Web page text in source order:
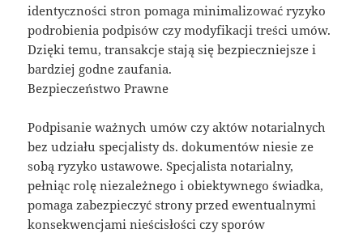
identyczności stron pomaga minimalizować ryzyko
podrobienia podpisów czy modyfikacji treści umów.
Dzięki temu, transakcje stają się bezpieczniejsze i
bardziej godne zaufania.
Bezpieczeństwo Prawne
Podpisanie ważnych umów czy aktów notarialnych
bez udziału specjalisty ds. dokumentów niesie ze
sobą ryzyko ustawowe. Specjalista notarialny,
pełniąc rolę niezależnego i obiektywnego świadka,
pomaga zabezpieczyć strony przed ewentualnymi
konsekwencjami nieścisłości czy sporów